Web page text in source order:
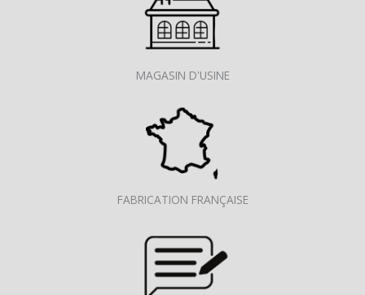
MAGASIN D'USINE
FABRICATION FRANÇAISE